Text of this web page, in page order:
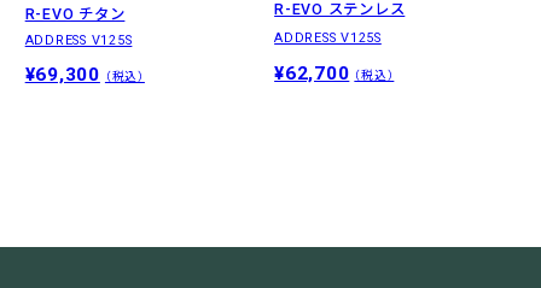
R-EVO チタン
ADDRESS V125S
¥69,300 （税込）
R-EVO ステンレス
ADDRESS V125S
¥62,700 （税込）